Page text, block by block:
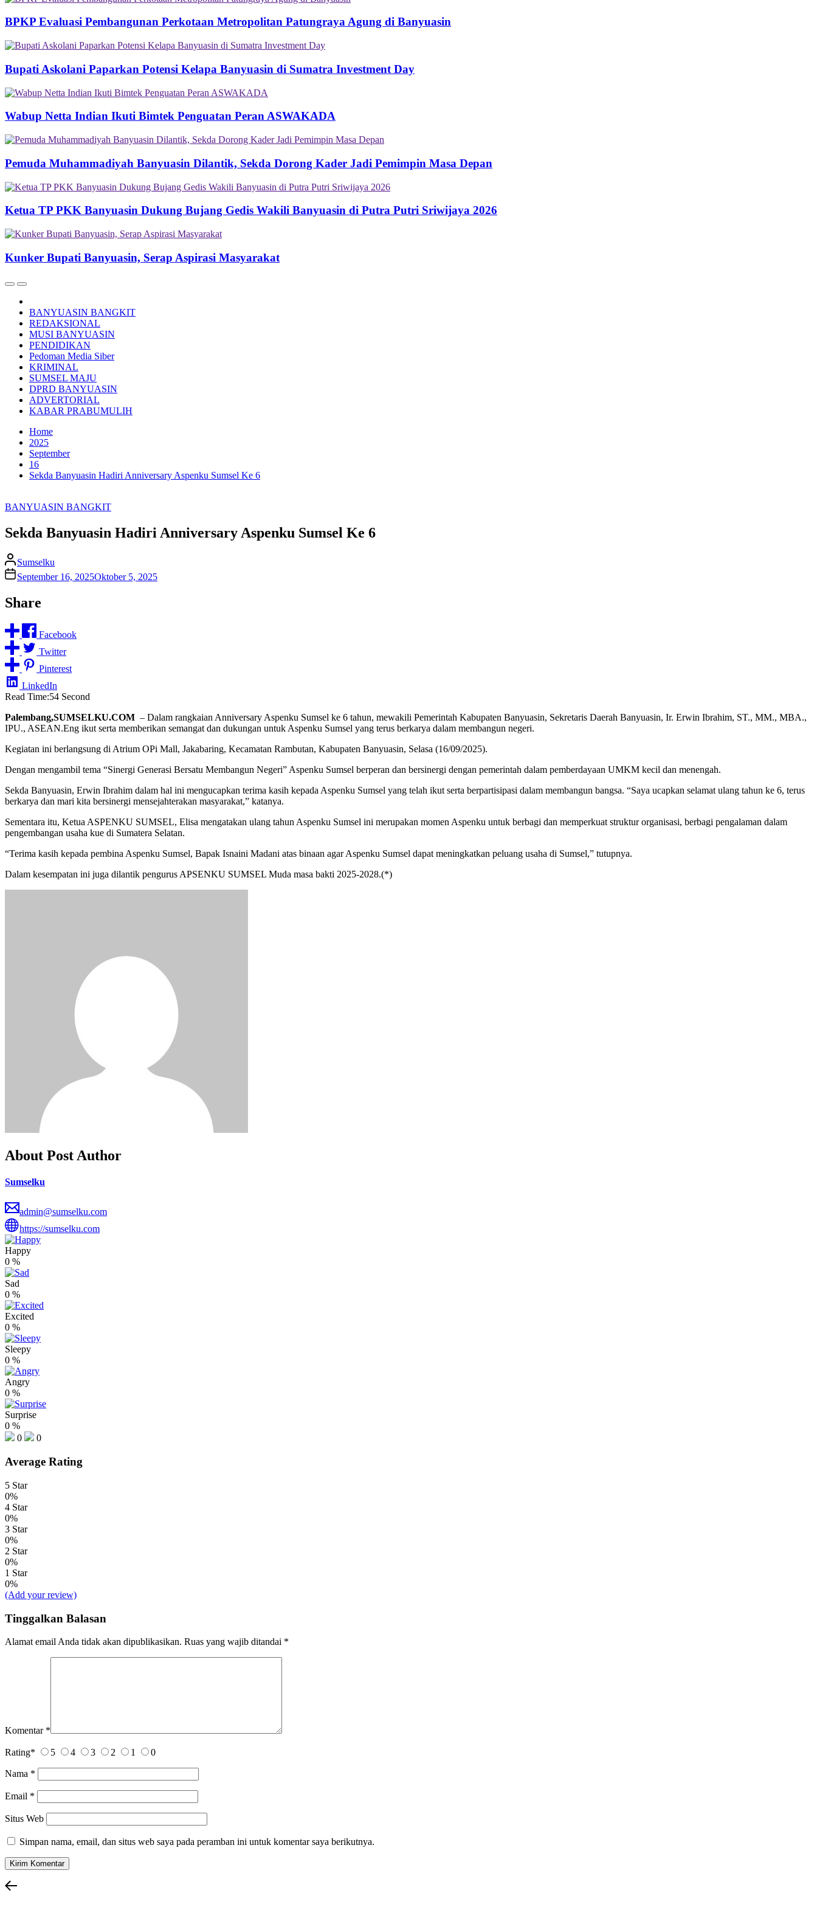
BPKP Evaluasi Pembangunan Perkotaan Metropolitan Patungraya Agung di Banyuasin
Bupati Askolani Paparkan Potensi Kelapa Banyuasin di Sumatra Investment Day
Wabup Netta Indian Ikuti Bimtek Penguatan Peran ASWAKADA
Pemuda Muhammadiyah Banyuasin Dilantik, Sekda Dorong Kader Jadi Pemimpin Masa Depan
Ketua TP PKK Banyuasin Dukung Bujang Gedis Wakili Banyuasin di Putra Putri Sriwijaya 2026
Kunker Bupati Banyuasin, Serap Aspirasi Masyarakat
BANYUASIN BANGKIT
REDAKSIONAL
MUSI BANYUASIN
PENDIDIKAN
Pedoman Media Siber
KRIMINAL
SUMSEL MAJU
DPRD BANYUASIN
ADVERTORIAL
KABAR PRABUMULIH
Home
2025
September
16
Sekda Banyuasin Hadiri Anniversary Aspenku Sumsel Ke 6
BANYUASIN BANGKIT
Sekda Banyuasin Hadiri Anniversary Aspenku Sumsel Ke 6
Sumselku
September 16, 2025Oktober 5, 2025
Share
Facebook
Twitter
Pinterest
LinkedIn
Read Time:54 Second
Palembang,SUMSELKU.COM – Dalam rangkaian Anniversary Aspenku Sumsel ke 6 tahun, mewakili Pemerintah Kabupaten Banyuasin, Sekretaris Daerah Banyuasin, Ir. Erwin Ibrahim, ST., MM., MBA.,
IPU., ASEAN.Eng ikut serta memberikan semangat dan dukungan untuk Aspenku Sumsel yang terus berkarya dalam membangun negeri.
Kegiatan ini berlangsung di Atrium OPi Mall, Jakabaring, Kecamatan Rambutan, Kabupaten Banyuasin, Selasa (16/09/2025).
Dengan mengambil tema “Sinergi Generasi Bersatu Membangun Negeri” Aspenku Sumsel berperan dan bersinergi dengan pemerintah dalam pemberdayaan UMKM kecil dan menengah.
Sekda Banyuasin, Erwin Ibrahim dalam hal ini mengucapkan terima kasih kepada Aspenku Sumsel yang telah ikut serta berpartisipasi dalam membangun bangsa. “Saya ucapkan selamat ulang tahun ke 6, terus
berkarya dan mari kita bersinergi mensejahterakan masyarakat,” katanya.
Sementara itu, Ketua ASPENKU SUMSEL, Elisa mengatakan ulang tahun Aspenku Sumsel ini merupakan momen Aspenku untuk berbagi dan memperkuat struktur organisasi, berbagi pengalaman dalam
pengembangan usaha kue di Sumatera Selatan.
“Terima kasih kepada pembina Aspenku Sumsel, Bapak Isnaini Madani atas binaan agar Aspenku Sumsel dapat meningkatkan peluang usaha di Sumsel,” tutupnya.
Dalam kesempatan ini juga dilantik pengurus APSENKU SUMSEL Muda masa bakti 2025-2028.(*)
About Post Author
Sumselku
admin@sumselku.com
https://sumselku.com
Happy
0 %
Sad
0 %
Excited
0 %
Sleepy
0 %
Angry
0 %
Surprise
0 %
0
0
Average Rating
5 Star
0%
4 Star
0%
3 Star
0%
2 Star
0%
1 Star
0%
(Add your review)
Tinggalkan Balasan
Alamat email Anda tidak akan dipublikasikan. Ruas yang wajib ditandai *
Komentar *
Rating* 5 4 3 2 1 0
Nama *
Email *
Situs Web
Simpan nama, email, dan situs web saya pada peramban ini untuk komentar saya berikutnya.